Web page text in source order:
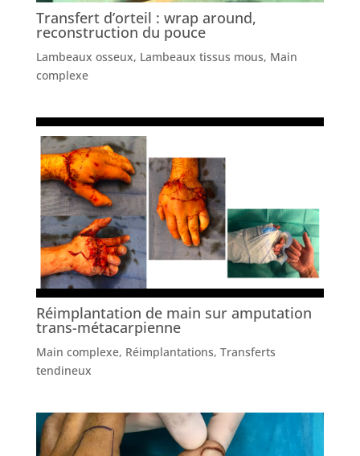
Transfert d’orteil : wrap around,
reconstruction du pouce
Lambeaux osseux, Lambeaux tissus mous, Main
complexe
Réimplantation de main sur amputation
trans-métacarpienne
Main complexe, Réimplantations, Transferts
tendineux